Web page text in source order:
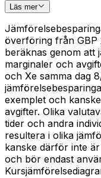
Läs mer
överföring från GBP
beräknas genom att
marginaler och
och Xe samma dag
exemplet och
avgifter. Olika
tider och andra
resultera i olika
kanske därför inte
och bör endast